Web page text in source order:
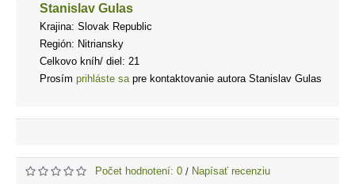
Stanislav Gulas
Krajina: Slovak Republic
Región: Nitriansky
Celkovo kníh/ diel: 21
Prosím prihláste sapre kontaktovanie autora Stanislav Gulas
Počet hodnotení: 0 / Napísať recenziu